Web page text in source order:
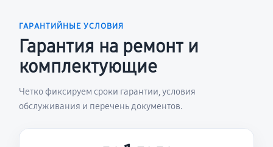
ГАРАНТИЙНЫЕ УСЛОВИЯ
Гарантия на ремонт и
комплектующие
Четко фиксируем сроки гарантии, условия
обслуживания и перечень документов.